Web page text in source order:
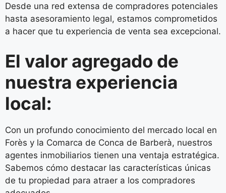
Desde una red extensa de compradores potenciales
hasta asesoramiento legal, estamos comprometidos
a hacer que tu experiencia de venta sea excepcional.
El valor agregado de
nuestra experiencia
local:
Con un profundo conocimiento del mercado local en
Forès y la Comarca de Conca de Barberà, nuestros
agentes inmobiliarios tienen una ventaja estratégica.
Sabemos cómo destacar las características únicas
de tu propiedad para atraer a los compradores